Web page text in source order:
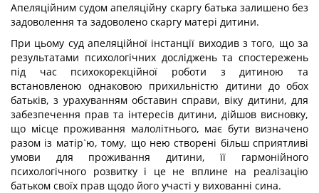
Апеляційним судом апеляційну скаргу батька залишено без
задоволення та задоволено скаргу матері дитини.
При цьому суд апеляційної інстанції виходив з того, що за
результатами психологічних досліджень та спостережень
під час психокорекційної роботи з дитиною та
встановленою однаковою прихильністю дитини до обох
батьків, з урахуванням обставин справи, віку дитини, для
забезпечення прав та інтересів дитини, дійшов висновку,
що місце проживання малолітнього, має бути визначено
разом із матір`ю, тому, що нею створені більш сприятливі
умови для проживання дитини, її гармонійного
психологічного розвитку і це не вплине на реалізацію
батьком своїх прав щодо його участі у вихованні сина.